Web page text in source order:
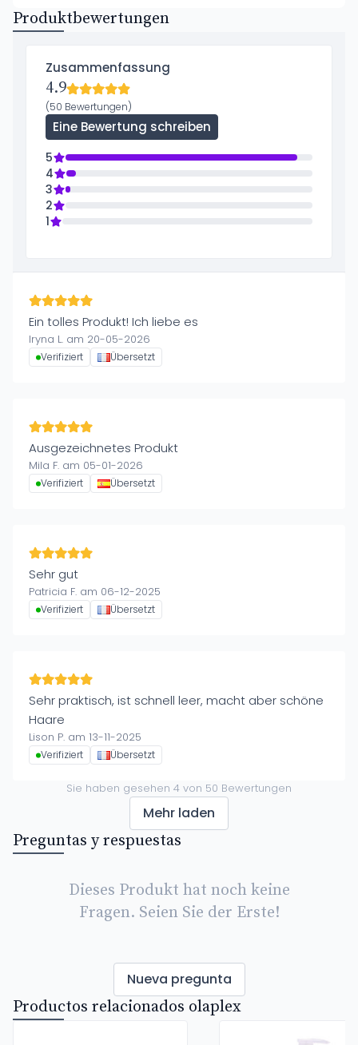
Produktbewertungen
Zusammenfassung
4.9
(50 Bewertungen)
Eine Bewertung schreiben
5
4
3
2
1
Ein tolles Produkt! Ich liebe es
Iryna L. am 20-05-2026
Verifiziert Übersetzt
Ausgezeichnetes Produkt
Mila F. am 05-01-2026
Verifiziert Übersetzt
Sehr gut
Patricia F. am 06-12-2025
Verifiziert Übersetzt
Sehr praktisch, ist schnell leer, macht aber schöne
Haare
Lison P. am 13-11-2025
Verifiziert Übersetzt
Sie haben gesehen 4 von 50 Bewertungen
Mehr laden
Preguntas y respuestas
Dieses Produkt hat noch keine
Fragen. Seien Sie der Erste!
Nueva pregunta
Productos relacionados olaplex